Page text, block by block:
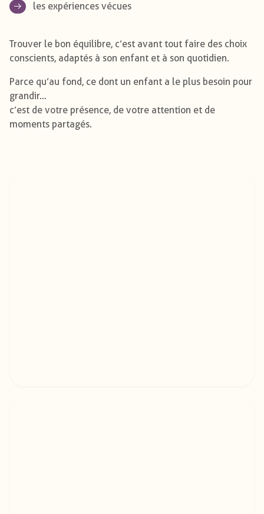
les expériences vécues
Trouver le bon équilibre, c’est avant tout faire des choix
conscients, adaptés à son enfant et à son quotidien.
Parce qu’au fond, ce dont un enfant a le plus besoin pour
grandir…
c’est de votre présence, de votre attention et de
moments partagés.